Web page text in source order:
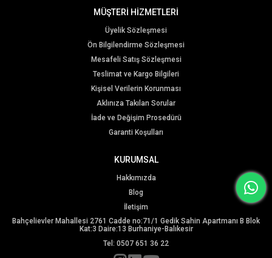
MÜŞTERİ HİZMETLERİ
Üyelik Sözleşmesi
Ön Bilgilendirme Sözleşmesi
Mesafeli Satış Sözleşmesi
Teslimat ve Kargo Bilgileri
Kişisel Verilerin Korunması
Aklınıza Takılan Sorular
İade ve Değişim Prosedürü
Garanti Koşulları
KURUMSAL
Hakkımızda
Blog
İletişim
Bahçelievler Mahallesi 2761 Cadde no:71/1 Gedik Sahin Apartmanı B Blok
Kat:3 Daire:13 Burhaniye-Balıkesir
Tel: 0507 651 36 22